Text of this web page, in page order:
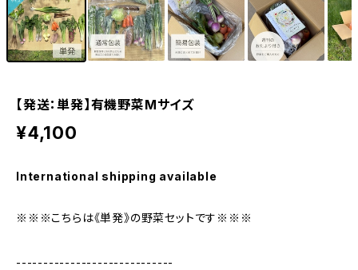
【発送：単発】有機野菜Mサイズ
¥4,100
International shipping available
※※※こちらは《単発》の野菜セットです※※※
-----------------------------